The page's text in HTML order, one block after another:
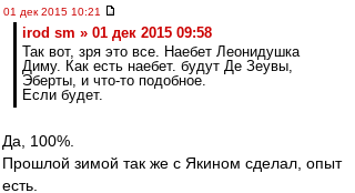
01 дек 2015 10:21
irod sm » 01 дек 2015 09:58
Так вот, зря это все. Наебет Леонидушка
Диму. Как есть наебет. будут Де Зеувы,
Эберты, и что-то подобное.
Если будет.
Да, 100%.
Прошлой зимой так же с Якином сделал, опыт
есть.